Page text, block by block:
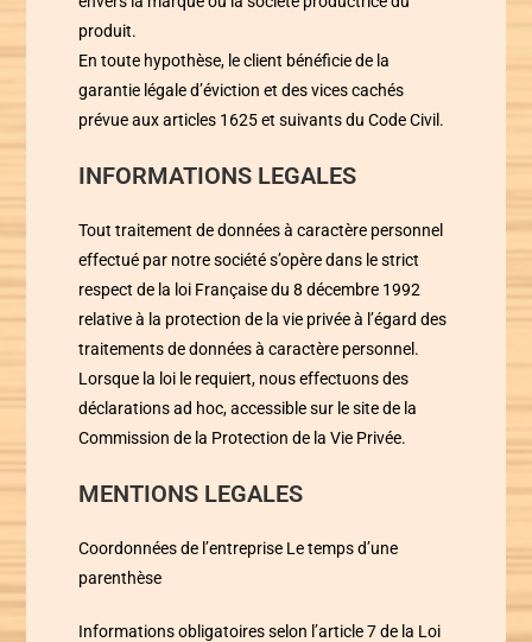
produit.
En toute hypothèse, le client bénéficie de la
garantie légale d’éviction et des vices cachés
prévue aux articles 1625 et suivants du Code Civil.
INFORMATIONS LEGALES
Tout traitement de données à caractère personnel
effectué par notre société s’opère dans le strict
respect de la loi Française du 8 décembre 1992
relative à la protection de la vie privée à l’égard des
traitements de données à caractère personnel.
Lorsque la loi le requiert, nous effectuons des
déclarations ad hoc, accessible sur le site de la
Commission de la Protection de la Vie Privée.
MENTIONS LEGALES
Coordonnées de l’entreprise Le temps d’une
parenthèse
Informations obligatoires selon l’article 7 de la Loi